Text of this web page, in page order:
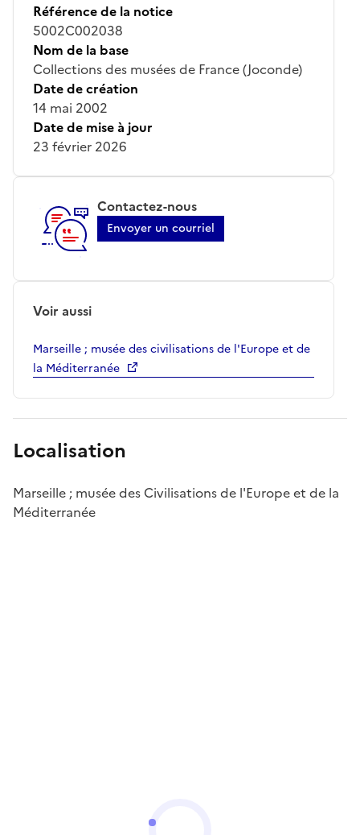
Référence de la notice
5002C002038
Nom de la base
Collections des musées de France (Joconde)
Date de création
14 mai 2002
Date de mise à jour
23 février 2026
Contactez-nous
Envoyer un courriel
Voir aussi
Marseille ; musée des civilisations de l'Europe et de
la Méditerranée
Localisation
Marseille ; musée des Civilisations de l'Europe et de la
Méditerranée